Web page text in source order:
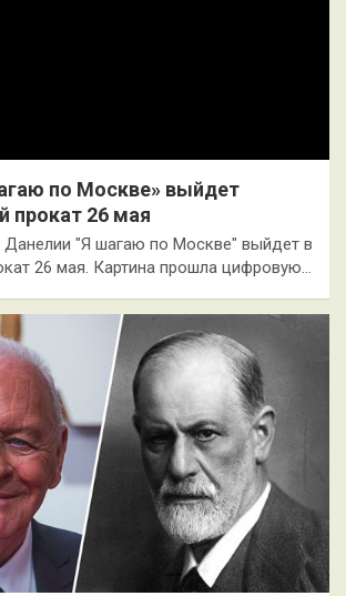
по Москве» выйдет
прокат 26 мая
"Я шагаю по Москве" выйдет в
26 мая. Картина прошла цифровую…